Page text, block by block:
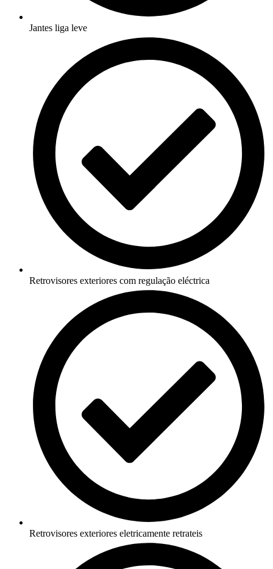
Jantes liga leve
Retrovisores exteriores com regulação eléctrica
Retrovisores exteriores eletricamente retrateis